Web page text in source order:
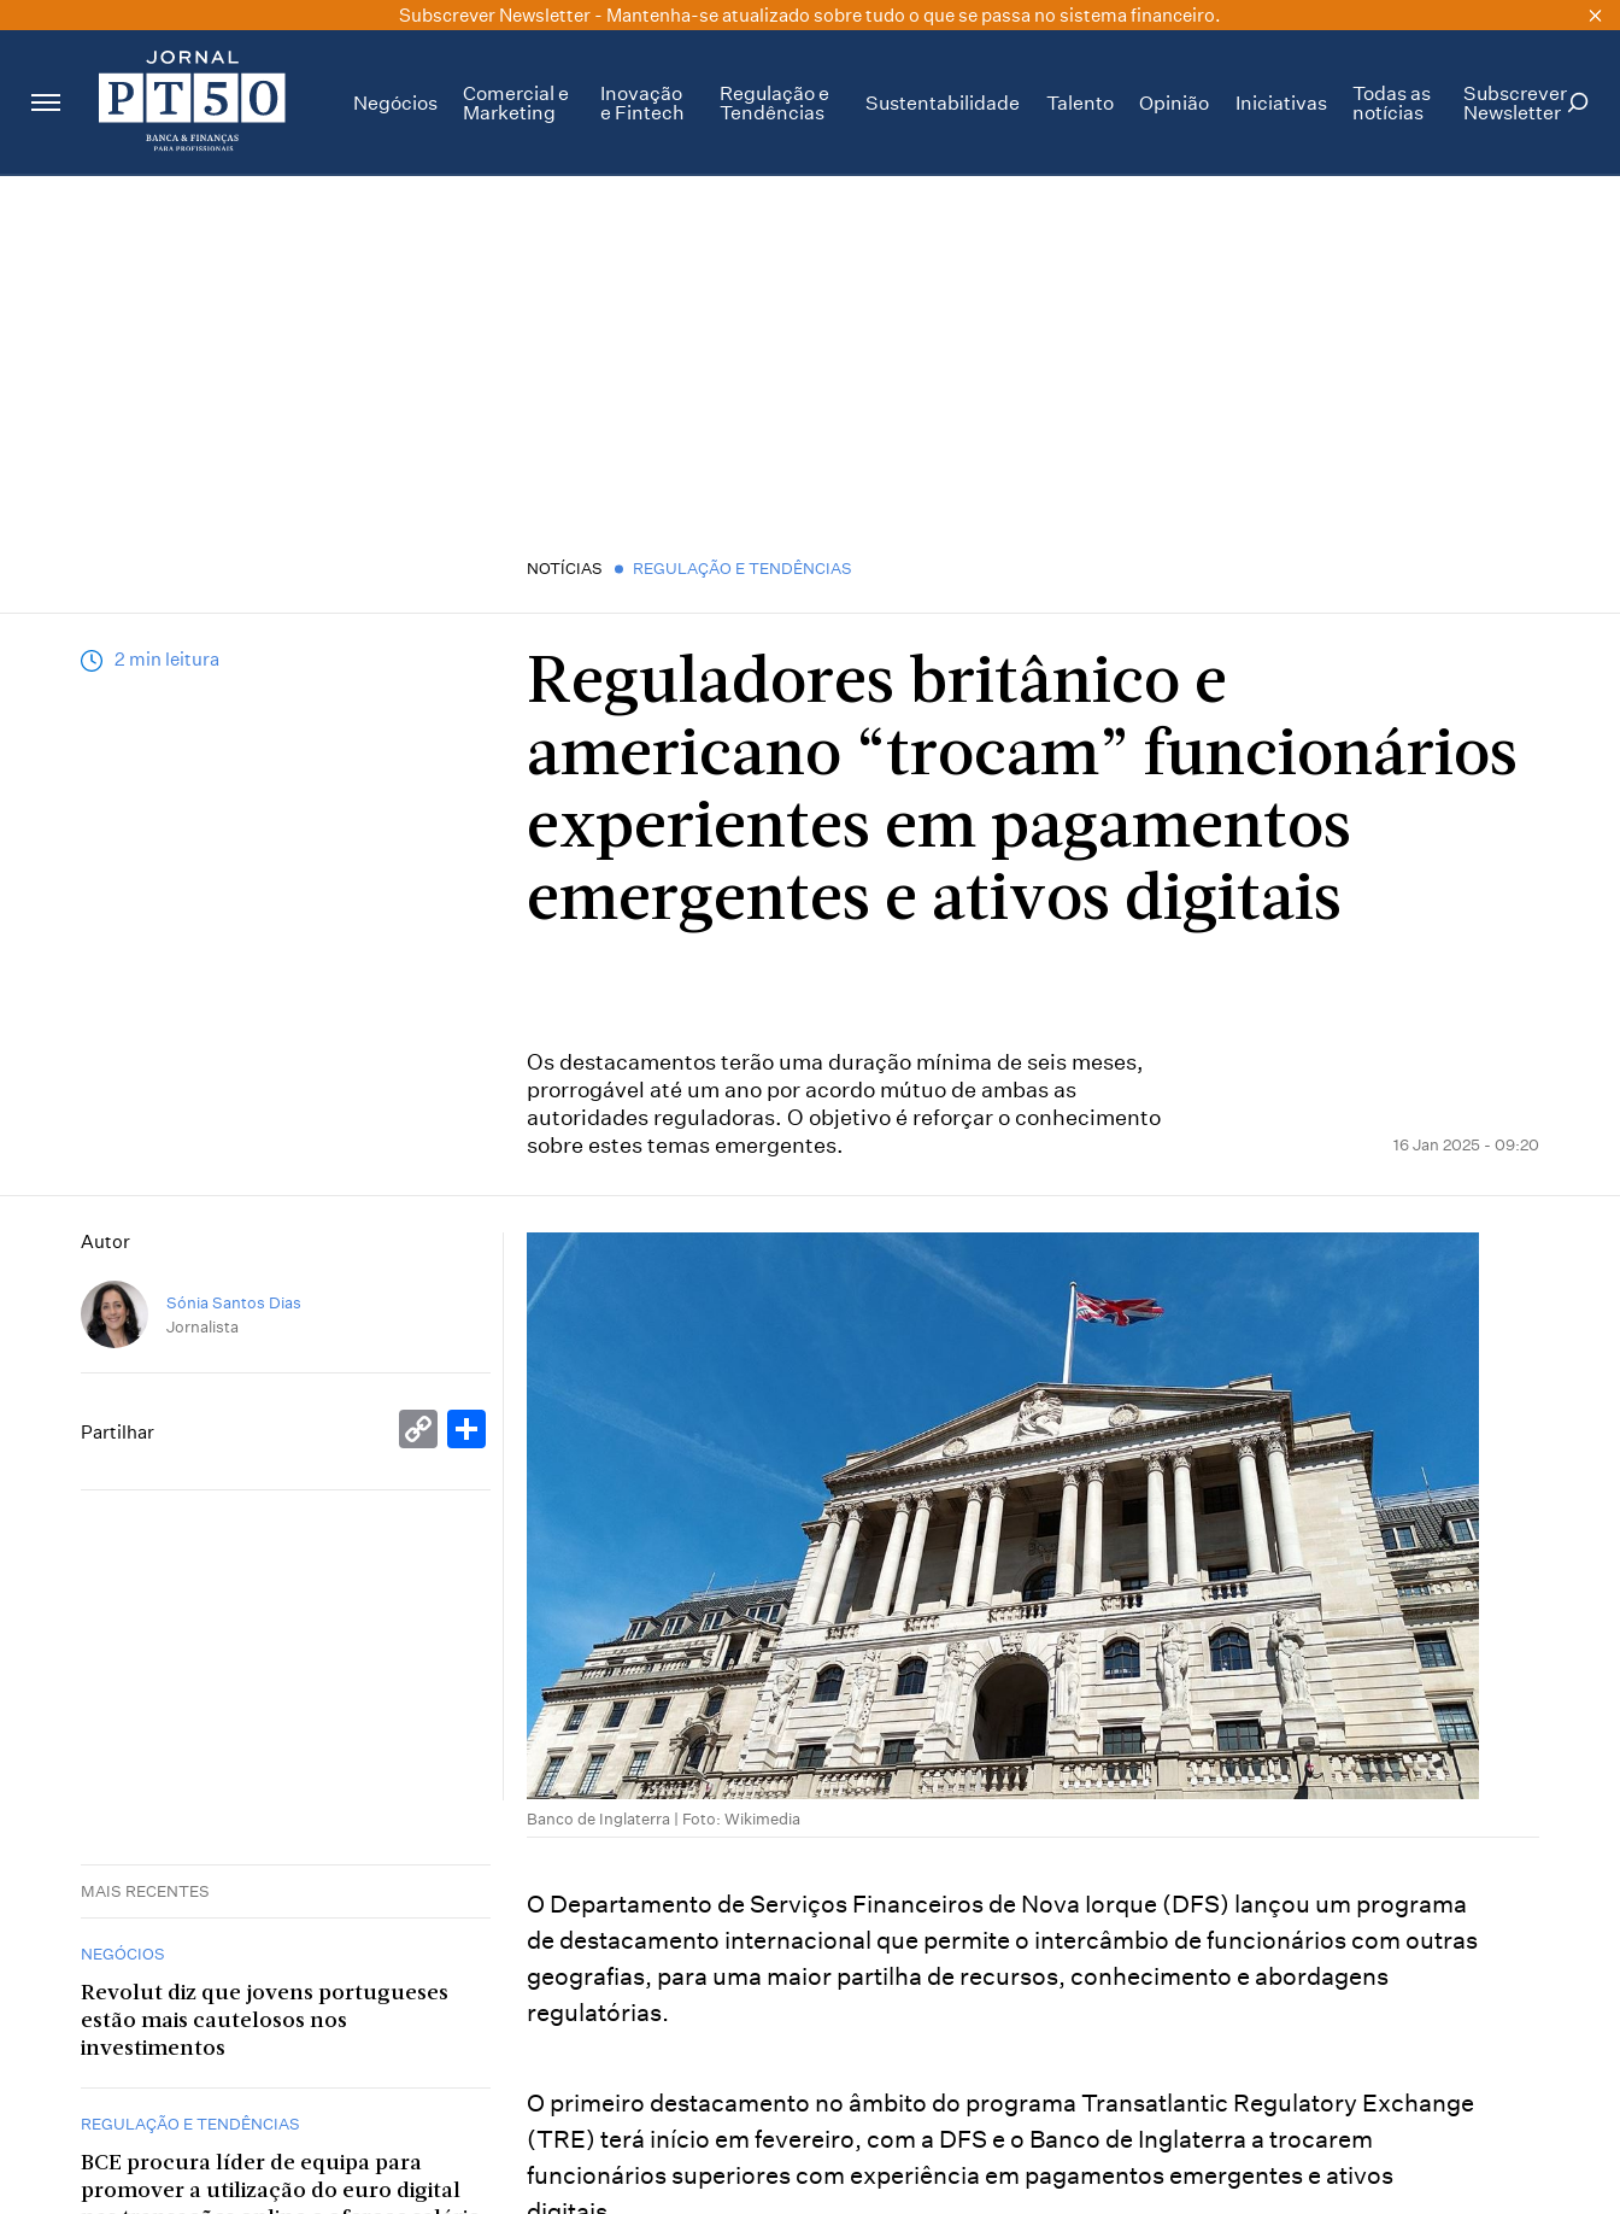
Subscrever Newsletter - Mantenha-se atualizado sobre tudo o que se passa no sistema financeiro.
Negócios
Comercial e
Marketing
Inovação
e Fintech
Regulação e
Tendências
Sustentabilidade Talento Opinião Iniciativas
Todas as
notícias
Subscrever
Newsletter
NOTÍCIAS REGULAÇÃO E TENDÊNCIAS
2 min leitura
Reguladores britânico e
americano “trocam” funcionários
experientes em pagamentos
emergentes e ativos digitais
Os destacamentos terão uma duração mínima de seis meses,
prorrogável até um ano por acordo mútuo de ambas as
autoridades reguladoras. O objetivo é reforçar o conhecimento
sobre estes temas emergentes.
16 Jan 2025 - 09:20
Autor
Sónia Santos Dias
Jornalista
Partilhar
Copy
MAIS RECENTES
NEGÓCIOS
Revolut diz que jovens portugueses
estão mais cautelosos nos
investimentos
REGULAÇÃO E TENDÊNCIAS
BCE procura líder de equipa para
promover a utilização do euro digital
Banco de Inglaterra | Foto: Wikimedia
O Departamento de Serviços Financeiros de Nova Iorque (DFS) lançou um programa
de destacamento internacional que permite o intercâmbio de funcionários com outras
geografias, para uma maior partilha de recursos, conhecimento e abordagens
regulatórias.
O primeiro destacamento no âmbito do programa Transatlantic Regulatory Exchange
(TRE) terá início em fevereiro, com a DFS e o Banco de Inglaterra a trocarem
funcionários superiores com experiência em pagamentos emergentes e ativos